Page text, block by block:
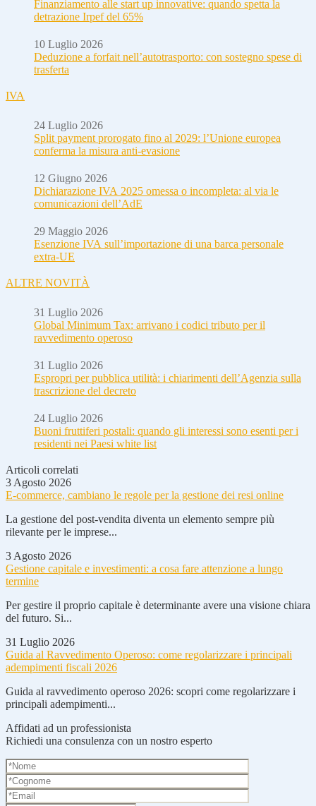
Finanziamento alle start up innovative: quando spetta la
detrazione Irpef del 65%
10 Luglio 2026
Deduzione a forfait nell’autotrasporto: con sostegno spese di
trasferta
IVA
24 Luglio 2026
Split payment prorogato fino al 2029: l’Unione europea
conferma la misura anti-evasione
12 Giugno 2026
Dichiarazione IVA 2025 omessa o incompleta: al via le
comunicazioni dell’AdE
29 Maggio 2026
Esenzione IVA sull’importazione di una barca personale
extra-UE
ALTRE NOVITÀ
31 Luglio 2026
Global Minimum Tax: arrivano i codici tributo per il
ravvedimento operoso
31 Luglio 2026
Espropri per pubblica utilità: i chiarimenti dell’Agenzia sulla
trascrizione del decreto
24 Luglio 2026
Buoni fruttiferi postali: quando gli interessi sono esenti per i
residenti nei Paesi white list
Articoli correlati
3 Agosto 2026
E-commerce, cambiano le regole per la gestione dei resi online
La gestione del post-vendita diventa un elemento sempre più
rilevante per le imprese...
3 Agosto 2026
Gestione capitale e investimenti: a cosa fare attenzione a lungo
termine
Per gestire il proprio capitale è determinante avere una visione chiara
del futuro. Si...
31 Luglio 2026
Guida al Ravvedimento Operoso: come regolarizzare i principali
adempimenti fiscali 2026
Guida al ravvedimento operoso 2026: scopri come regolarizzare i
principali adempimenti...
Affidati ad un professionista
Richiedi una consulenza con un nostro esperto